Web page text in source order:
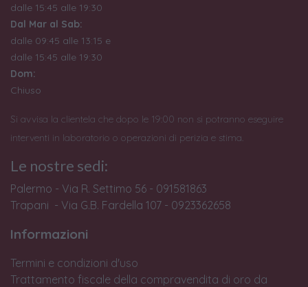
dalle 15:45 alle 19:30
Dal Mar al Sab:
dalle 09:45 alle 13:15 e
dalle 15:45 alle 19:30
Dom:
Chiuso
Si avvisa la clientela che dopo le 19:00 non si potranno eseguire
interventi in laboratorio o operazioni di perizia e stima.
Le nostre sedi:
Palermo - Via R. Settimo 56 - 091581863
Trapani - Via G.B. Fardella 107 - 0923362658
Informazioni
Termini e condizioni d'uso
Trattamento fiscale della compravendita di oro da